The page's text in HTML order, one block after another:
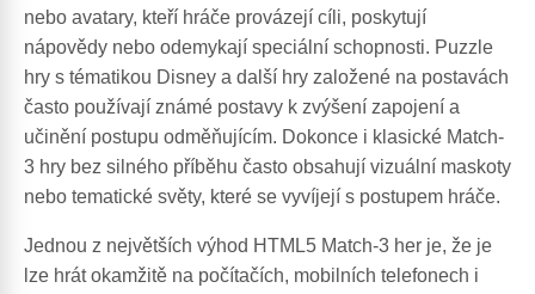
nebo avatary, kteří hráče provázejí cíli, poskytují
nápovědy nebo odemykají speciální schopnosti. Puzzle
hry s tématikou Disney a další hry založené na postavách
často používají známé postavy k zvýšení zapojení a
učinění postupu odměňujícím. Dokonce i klasické Match-
3 hry bez silného příběhu často obsahují vizuální maskoty
nebo tematické světy, které se vyvíjejí s postupem hráče.
Jednou z největších výhod HTML5 Match-3 her je, že je
lze hrát okamžitě na počítačích, mobilních telefonech i